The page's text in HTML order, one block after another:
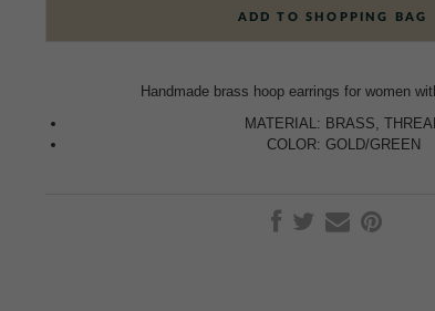
ADD TO SHOPPING BAG
Handmade brass hoop earrings for women
MATERIAL: BRASS,
COLOR: GOLD/GREEN